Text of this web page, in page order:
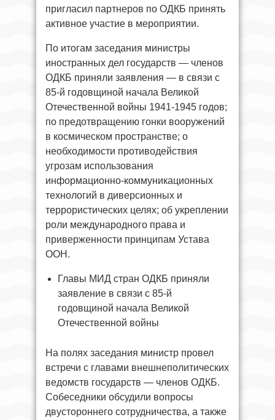
пригласил партнеров по ОДКБ принять
активное участие в мероприятии.
По итогам заседания министры
иностранных дел государств — членов
ОДКБ приняли заявления — в связи с
85-й годовщиной начала Великой
Отечественной войны 1941-1945 годов;
по предотвращению гонки вооружений
в космическом пространстве; о
необходимости противодействия
угрозам использования
информационно-коммуникационных
технологий в диверсионных и
террористических целях; об укреплении
роли международного права и
приверженности принципам Устава
ООН.
Главы МИД стран ОДКБ приняли
заявление в связи с 85-й
годовщиной начала Великой
Отечественной войны
На полях заседания министр провел
встречи с главами внешнеполитических
ведомств государств — членов ОДКБ.
Собеседники обсудили вопросы
двустороннего сотрудничества, а также